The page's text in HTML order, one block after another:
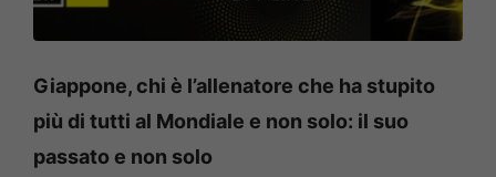
Giappone, chi è l’allenatore che ha stupito
più di tutti al Mondiale e non solo: il suo
passato e non solo